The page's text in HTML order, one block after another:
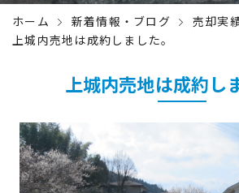
ホーム 新着情報・ブログ
売却実
上城内売地は成約しました。
上城内売地は成約し